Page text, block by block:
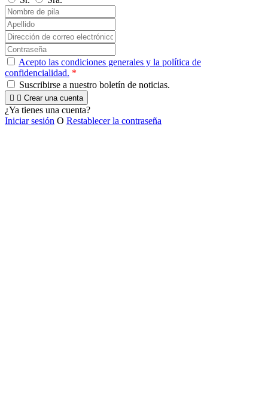
Acepto las condiciones generales y la política de
confidencialidad. *
Suscribirse a nuestro boletín de noticias.
  Crear una cuenta
¿Ya tienes una cuenta?
Iniciar sesión O Restablecer la contraseña